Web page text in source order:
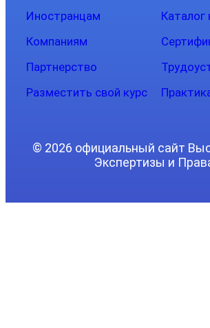
Иностранцам
Компаниям
Партнерство
Разместить свой курс
Каталог
© 2026 официальный сайт
Экспертизы и